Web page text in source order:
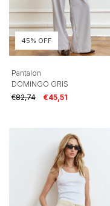
45% OFF
Pantalon
DOMINGO GRIS
€82,74
€45,51